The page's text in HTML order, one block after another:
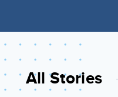
All Stories